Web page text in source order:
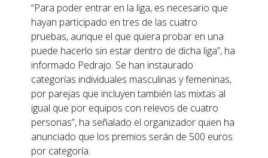
“Para poder entrar en la liga, es necesario que
hayan participado en tres de las cuatro
pruebas, aunque el que quiera probar en una
puede hacerlo sin estar dentro de dicha liga”, ha
informado Pedrajo. Se han instaurado
categorías individuales masculinas y femeninas,
por parejas que incluyen también las mixtas al
igual que por equipos con relevos de cuatro
personas”, ha señalado el organizador quien ha
anunciado que los premios serán de 500 euros
por categoría.